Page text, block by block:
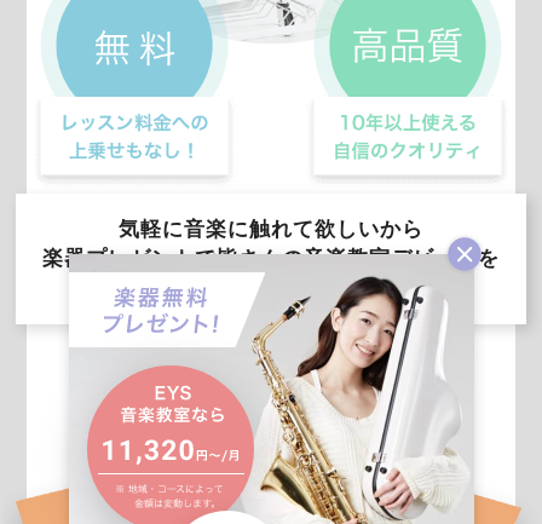
気軽に音楽に触れて欲しいから
楽器プレゼントで皆さんの音楽教室デビューを
全力でサポートします！